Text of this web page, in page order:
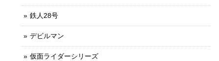
鉄人28号
デビルマン
仮面ライダーシリーズ